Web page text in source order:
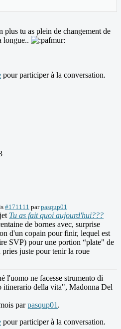
tu as plein de changement de
longue..
pour participer à la conversation.
#171111 parpasqup01
Tu as fait quoi aujourd'hui???
de bornes avec, surprise
d'un copain pour finir, lequel est
SVP) pour une portion “plate" de
juste pour tenir la roue
l'uomo ne facesse strumento di
itinerario della vita", Madonna Del
parpasqup01 .
pour participer à la conversation.